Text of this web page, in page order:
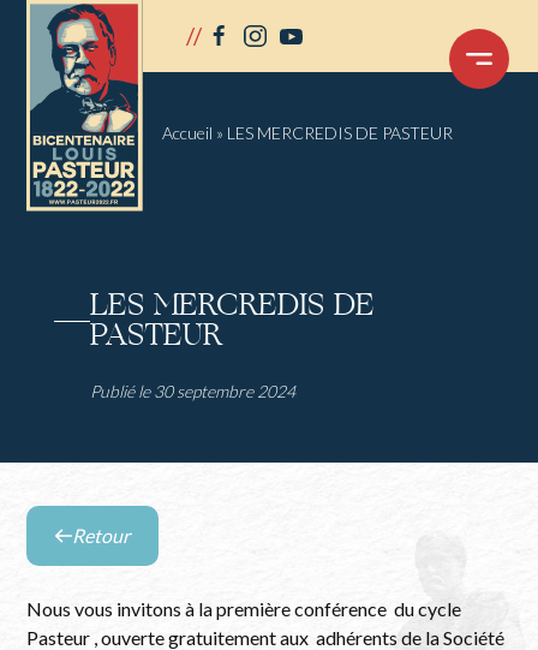
// facebook
instagram
youtube
OUVRIR
MENU
Accueil » LES MERCREDIS DE PASTEUR
LES MERCREDIS DE
PASTEUR
Publié le 30 septembre 2024
Retour
la
liste
Retour
Nous vous invitons à la première conférence du cycle
Pasteur , ouverte gratuitement aux adhérents de la Société
Panneau de gestion des cookies